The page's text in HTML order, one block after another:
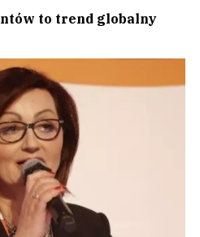
to trend globalny